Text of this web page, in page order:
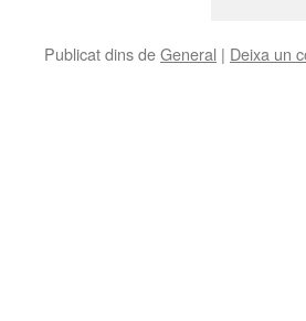
Publicat dins deGeneral | Deixa un